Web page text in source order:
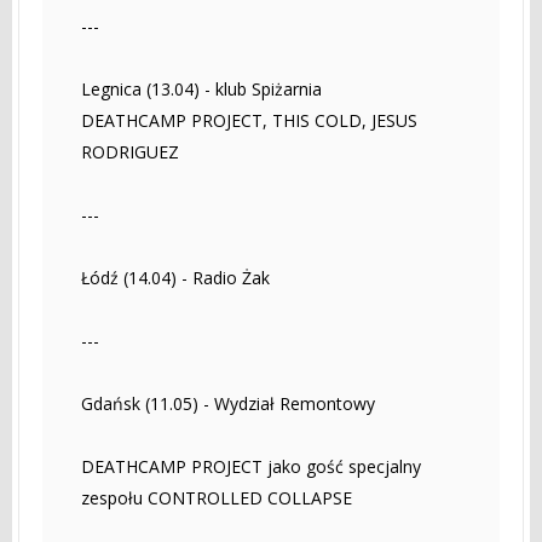
---
Legnica (13.04) - klub Spiżarnia
DEATHCAMP PROJECT, THIS COLD, JESUS
RODRIGUEZ
---
Łódź (14.04) - Radio Żak
---
Gdańsk (11.05) - Wydział Remontowy
DEATHCAMP PROJECT jako gość specjalny
zespołu CONTROLLED COLLAPSE